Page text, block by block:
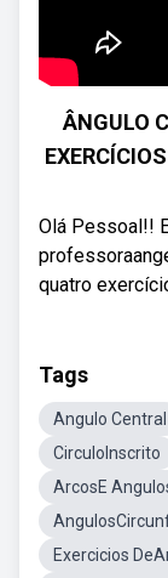
ÂNGULO
Olá Pessoal!!
quatro
Tags
Angulo Central
CirculoInscrito
ArcosE
Exercicios